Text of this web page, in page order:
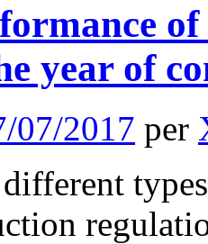
year of
07/2017 per